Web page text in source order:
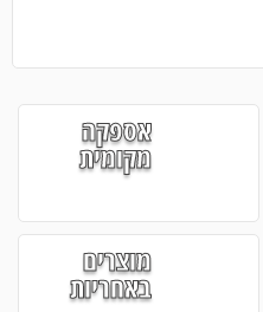
אספקה
מקומית
מוצרים
באחריות